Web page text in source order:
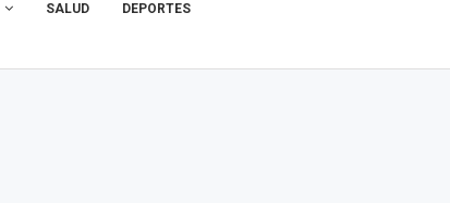
SALUD DEPORTES